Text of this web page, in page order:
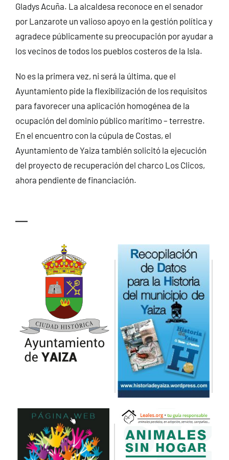
Gladys Acuña. La alcaldesa reconoce en el senador
por Lanzarote un valioso apoyo en la gestión política y
agradece públicamente su preocupación por ayudar a
los vecinos de todos los pueblos costeros de la Isla.
No es la primera vez, ni será la última, que el
Ayuntamiento pide la flexibilización de los requisitos
para favorecer una aplicación homogénea de la
ocupación del dominio público marítimo – terrestre.
En el encuentro con la cúpula de Costas, el
Ayuntamiento de Yaiza también solicitó la ejecución
del proyecto de recuperación del charco Los Clicos,
ahora pendiente de financiación.
—